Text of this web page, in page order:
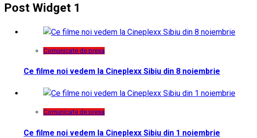
Post Widget 1
Comunicate de presa
Ce filme noi vedem la Cineplexx Sibiu din 8 noiembrie
Comunicate de presa
Ce filme noi vedem la Cineplexx Sibiu din 1 noiembrie